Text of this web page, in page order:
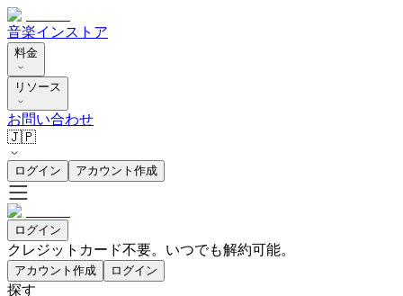
音楽インストア
料金
リソース
お問い合わせ
🇯🇵
ログイン アカウント作成
ログイン
クレジットカード不要。いつでも解約可能。
アカウント作成 ログイン
探す